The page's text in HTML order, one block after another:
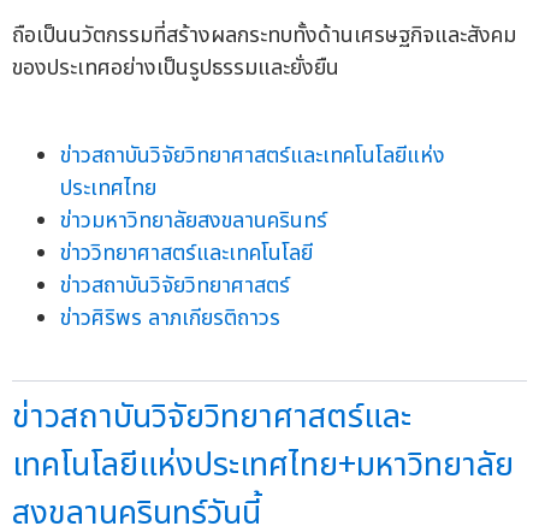
ถือเป็นนวัตกรรมที่สร้างผลกระทบทั้งด้านเศรษฐกิจและสังคม
ของประเทศอย่างเป็นรูปธรรมและยั่งยืน
ข่าวสถาบันวิจัยวิทยาศาสตร์และเทคโนโลยีแห่ง
ประเทศไทย
ข่าวมหาวิทยาลัยสงขลานครินทร์
ข่าววิทยาศาสตร์และเทคโนโลยี
ข่าวสถาบันวิจัยวิทยาศาสตร์
ข่าวศิริพร ลาภเกียรติถาวร
ข่าวสถาบันวิจัยวิทยาศาสตร์และ
เทคโนโลยีแห่งประเทศไทย+มหาวิทยาลัย
สงขลานครินทร์วันนี้